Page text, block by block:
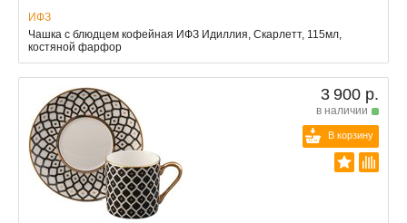
ИФЗ
Чашка с блюдцем кофейная ИФЗ Идиллия, Скарлетт, 115мл,
костяной фарфор
3 900 р.
в наличии
В корзину